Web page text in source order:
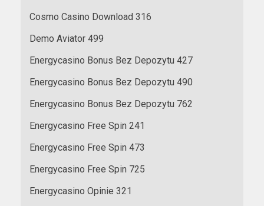
Cosmo Casino Download 316
Demo Aviator 499
Energycasino Bonus Bez Depozytu 427
Energycasino Bonus Bez Depozytu 490
Energycasino Bonus Bez Depozytu 762
Energycasino Free Spin 241
Energycasino Free Spin 473
Energycasino Free Spin 725
Energycasino Opinie 321